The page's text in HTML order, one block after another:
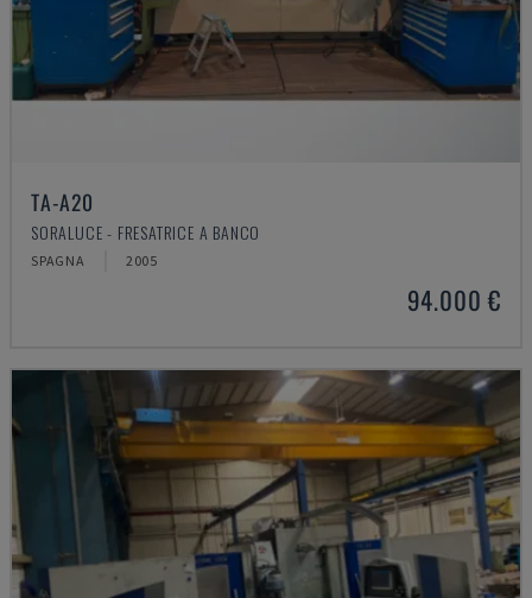
TA-A20
SORALUCE - FRESATRICE A BANCO
SPAGNA 2005
94.000 €